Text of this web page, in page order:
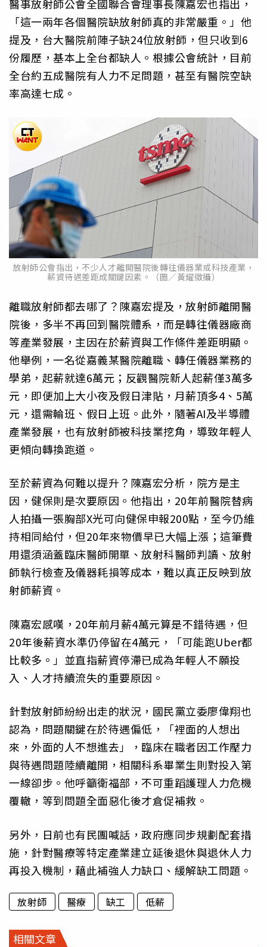
醫事放射師公會全國聯合會理事長陳嘉宏也指出，
「這一兩年各個醫院缺放射師真的非常嚴重。」他
提及，台大醫院前陣子缺24位放射師，但只收到6
份履歷，基本上全台都缺人。根據公會統計，目前
全台約五成醫院有人力不足問題，甚至有醫院空缺
率高達七成。
放射師公會指出，不少人才離開醫院後轉往儀器業或科技產業，
薪資待遇差距成關鍵因素。（圖／黃耀徵攝）
離職放射師都去哪了？陳嘉宏提及，放射師離開醫
院後，多半不再回到醫院體系，而是轉往儀器廠商
等產業發展，主因在於薪資與工作條件差距明顯。
他舉例，一名從嘉義某醫院離職、轉任儀器業務的
學弟，起薪就達6萬元；反觀醫院新人起薪僅3萬多
元，即便加上大小夜及假日津貼，月薪頂多4、5萬
元，還需輪班、假日上班。此外，隨著AI及半導體
產業發展，也有放射師被科技業挖角，導致年輕人
更傾向轉換跑道。
至於薪資為何難以提升？陳嘉宏分析，院方是主
因，健保則是次要原因。他指出，20年前醫院替病
人拍攝一張胸部X光可向健保申報200點，至今仍維
持相同給付，但20年來物價早已大幅上漲；這筆費
用還須涵蓋臨床醫師開單、放射科醫師判讀、放射
師執行檢查及儀器耗損等成本，難以真正反映到放
射師薪資。
陳嘉宏感嘆，20年前月薪4萬元算是不錯待遇，但
20年後薪資水準仍停留在4萬元，「可能跑Uber都
比較多。」並直指薪資停滯已成為年輕人不願投
入、人才持續流失的重要原因。
針對放射師紛紛出走的狀況，國民黨立委廖偉翔也
認為，問題關鍵在於待遇偏低，「裡面的人想出
來，外面的人不想進去」，臨床在職者因工作壓力
與待遇問題陸續離開，相關科系畢業生則對投入第
一線卻步。他呼籲衛福部，不可重蹈護理人力危機
覆轍，等到問題全面惡化後才倉促補救。
另外，日前也有民團喊話，政府應同步規劃配套措
施，針對醫療等特定產業建立延後退休與退休人力
再投入機制，藉此補強人力缺口、緩解缺工問題。
放射師 醫療 缺工 低薪
相關文章